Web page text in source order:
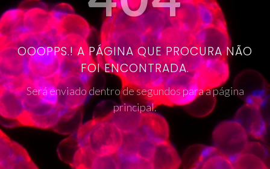
OOOPPS.! A PÁGINA QUE PROCURA NÃO
FOI ENCONTRADA.
Será enviado dentro de segundos para a página
principal.